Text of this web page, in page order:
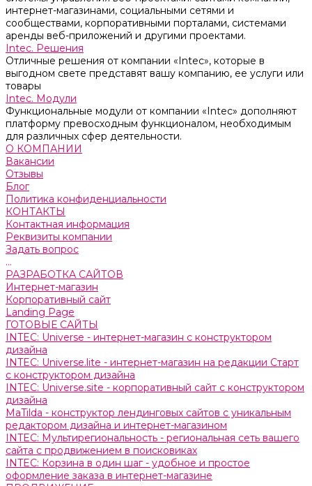
интернет-магазинами, социальными сетями и
сообществами, корпоративными порталами, системами
аренды веб-приложений и другими проектами.
Intec. Решения
Отличные решения от компании «Intec», которые в
выгодном свете представят вашу компанию, ее услуги или
товары
Intec. Модули
Функциональные модули от компании «Intec» дополняют
платформу превосходным функционалом, необходимым
для различных сфер деятельности.
О КОМПАНИИ
Вакансии
Отзывы
Блог
Политика конфиденциальности
КОНТАКТЫ
Контактная информация
Реквизиты компании
Задать вопрос
...
РАЗРАБОТКА САЙТОВ
Интернет-магазин
Корпоративный сайт
Landing Page
ГОТОВЫЕ САЙТЫ
INTEC: Universe - интернет-магазин с конструктором
дизайна
INTEC: Universe.lite - интернет-магазин на редакции Старт
с конструктором дизайна
INTEC: Universe.site - корпоративный сайт с конструктором
дизайна
MaTilda - конструктор лендинговых сайтов с уникальным
редактором дизайна и интернет-магазином
INTEC: Мультирегиональность - региональная сеть вашего
сайта с продвижением в поисковиках
INTEC: Корзина в один шаг - удобное и простое
оформление заказа в интернет-магазине